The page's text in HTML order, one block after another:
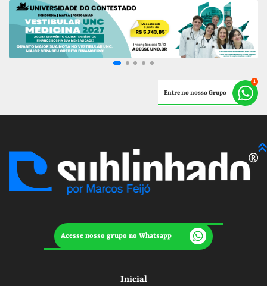
Entre no nosso Grupo
Acesse nosso grupo no Whatsapp
Inicial